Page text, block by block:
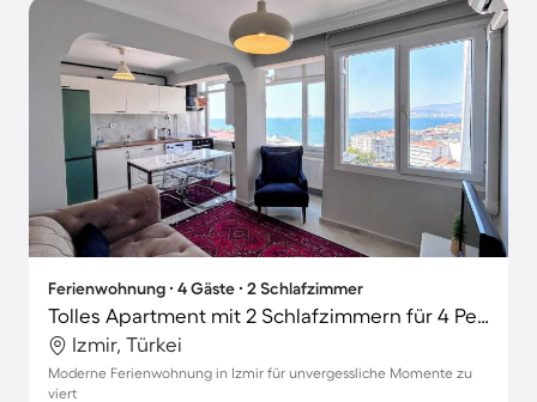
Ferienwohnung ∙ 4 Gäste ∙ 2 Schlafzimmer
Tolles Apartment mit 2 Schlafzimmern für 4 Personen
Izmir, Türkei
Moderne Ferienwohnung in Izmir für unvergessliche Momente zu
viert